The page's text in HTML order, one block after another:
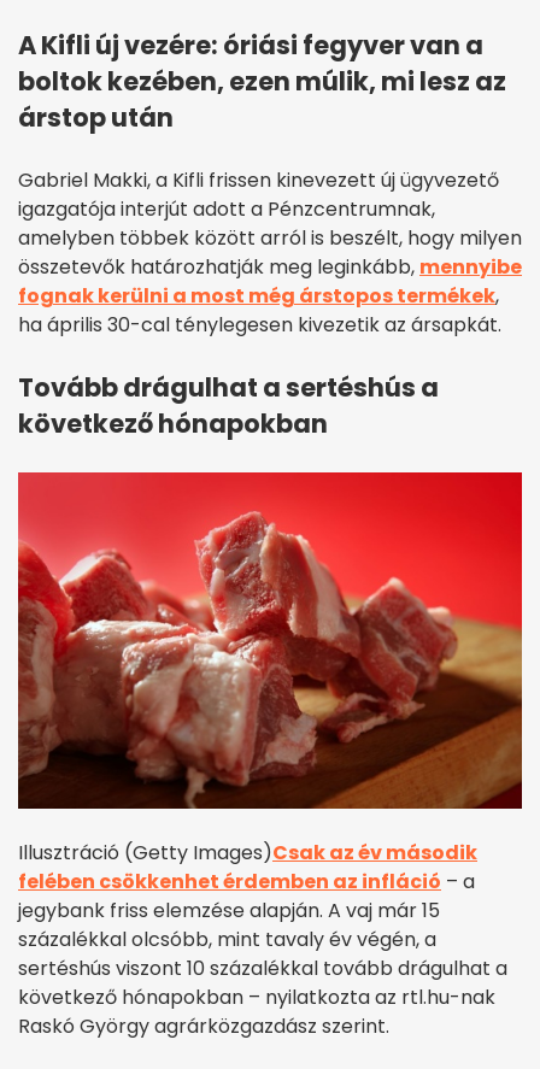
A Kifli új vezére: óriási fegyver van a
boltok kezében, ezen múlik, mi lesz az
árstop után
Gabriel Makki, a Kifli frissen kinevezett új ügyvezető
igazgatója interjút adott a Pénzcentrumnak,
amelyben többek között arról is beszélt, hogy milyen
összetevők határozhatják meg leginkább, mennyibe
fognak kerülni a most még árstopos termékek,
ha április 30-cal ténylegesen kivezetik az ársapkát.
Tovább drágulhat a sertéshús a
következő hónapokban
Illusztráció (Getty Images)Csak az év második
felében csökkenhet érdemben az infláció – a
jegybank friss elemzése alapján. A vaj már 15
százalékkal olcsóbb, mint tavaly év végén, a
sertéshús viszont 10 százalékkal tovább drágulhat a
következő hónapokban – nyilatkozta az rtl.hu-nak
Raskó György agrárközgazdász szerint.